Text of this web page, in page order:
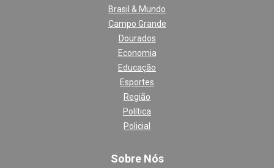
Brasil & Mundo
Campo Grande
Dourados
Economia
Educação
Esportes
Região
Política
Policial
Sobre Nós